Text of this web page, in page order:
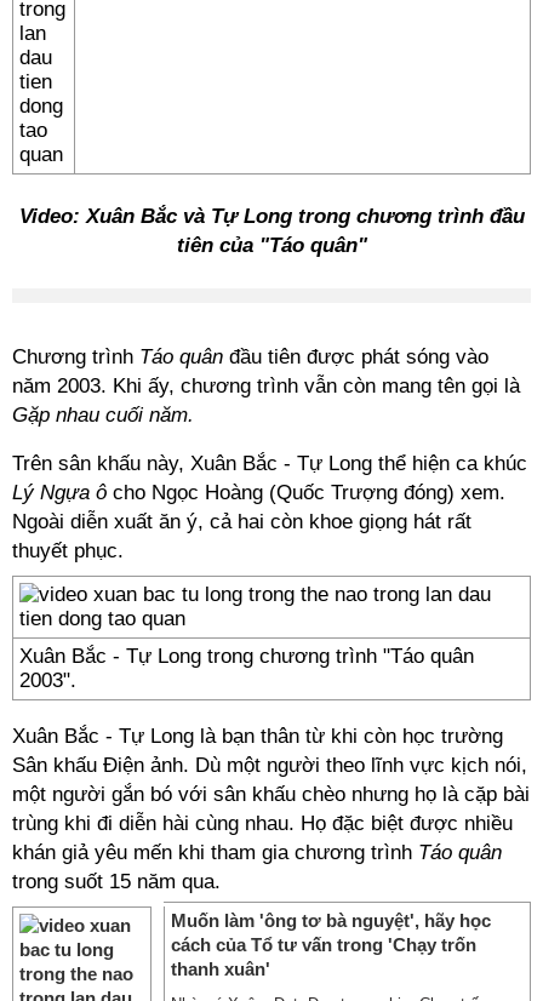
Video: Xuân Bắc và Tự Long trong chương trình đầu
tiên của "Táo quân"
Chương trình Táo quân đầu tiên được phát sóng vào
năm 2003. Khi ấy, chương trình vẫn còn mang tên gọi là
Gặp nhau cuối năm.
Trên sân khấu này, Xuân Bắc - Tự Long thể hiện ca khúc
Lý Ngựa ô cho Ngọc Hoàng (Quốc Trượng đóng) xem.
Ngoài diễn xuất ăn ý, cả hai còn khoe giọng hát rất
thuyết phục.
Xuân Bắc - Tự Long trong chương trình "Táo quân
2003".
Xuân Bắc - Tự Long là bạn thân từ khi còn học trường
Sân khấu Điện ảnh. Dù một người theo lĩnh vực kịch nói,
một người gắn bó với sân khấu chèo nhưng họ là cặp bài
trùng khi đi diễn hài cùng nhau. Họ đặc biệt được nhiều
khán giả yêu mến khi tham gia chương trình Táo quân
trong suốt 15 năm qua.
Muốn làm 'ông tơ bà nguyệt', hãy học
cách của Tổ tư vấn trong 'Chạy trốn
thanh xuân'